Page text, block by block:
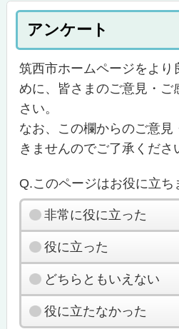
アンケート
筑西市ホームページをより
めに、皆さまのご意見・ご
さい。
なお、この欄からのご意見
きませんのでご了承くださ
Q.このページはお役に立ち
非常に役に立った
役に立った
どちらともいえない
役に立たなかった